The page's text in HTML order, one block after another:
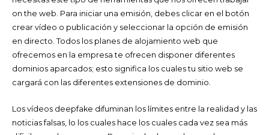
on the web. Para iniciar una emisión, debes clicar en el botón
crear vídeo o publicación y seleccionar la opción de emisión
en directo. Todos los planes de alojamiento web que
ofrecemos en la empresa te ofrecen disponer diferentes
dominios aparcados; esto significa los cuales tu sitio web se
cargará con las diferentes extensiones de dominio.
Los vídeos deepfake difuminan los límites entre la realidad y las
noticias falsas, lo los cuales hace los cuales cada vez sea más